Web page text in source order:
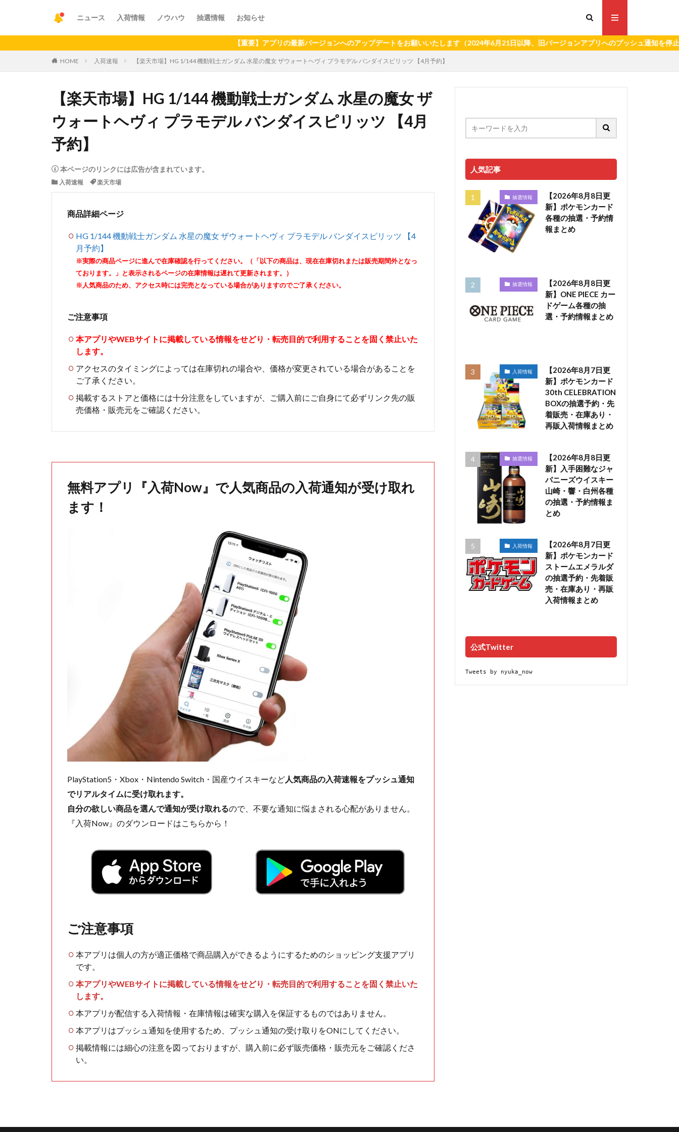
ニュース 入荷情報 ノウハウ 抽選情報 お知らせ
【重要】アプリの最新バージョンへのアップデートをお願いいたします（2024年6月21日以降、旧バージョンアプリへのプッシュ通知を停止いたしま
HOME 入荷速報 【楽天市場】HG 1/144 機動戦士ガンダム 水星の魔女 ザウォートヘヴィ プラモデル バンダイスピリッツ 【4月予約】
【楽天市場】HG 1/144 機動戦士ガンダム 水星の魔女 ザ
ウォートヘヴィ プラモデル バンダイスピリッツ 【4月
予約】
本ページのリンクには広告が含まれています。
入荷速報 楽天市場
商品詳細ページ
HG 1/144 機動戦士ガンダム 水星の魔女 ザウォートヘヴィ プラモデル バンダイスピリッツ 【4
月予約】
※実際の商品ページに進んで在庫確認を行ってください。（「以下の商品は、現在在庫切れまたは販売期間外となっ
ております。」と表示されるページの在庫情報は遅れて更新されます。）
※人気商品のため、アクセス時には完売となっている場合がありますのでご了承ください。
ご注意事項
本アプリやWEBサイトに掲載している情報をせどり・転売目的で利用することを固く禁止いた
します。
アクセスのタイミングによっては在庫切れの場合や、価格が変更されている場合があることを
ご了承ください。
掲載するストアと価格には十分注意をしていますが、ご購入前にご自身にて必ずリンク先の販
売価格・販売元をご確認ください。
無料アプリ『入荷Now』で人気商品の入荷通知が受け取れ
ます！
PlayStation5・Xbox・Nintendo Switch・国産ウイスキーなど人気商品の入荷速報をプッシュ通知
でリアルタイムに受け取れます。
自分の欲しい商品を選んで通知が受け取れるので、不要な通知に悩まされる心配がありません。
『入荷Now』のダウンロードはこちらから！
ご注意事項
本アプリは個人の方が適正価格で商品購入ができるようにするためのショッピング支援アプリ
です。
本アプリやWEBサイトに掲載している情報をせどり・転売目的で利用することを固く禁止いた
します。
本アプリが配信する入荷情報・在庫情報は確実な購入を保証するものではありません。
本アプリはプッシュ通知を使用するため、プッシュ通知の受け取りをONにしてください。
掲載情報には細心の注意を図っておりますが、購入前に必ず販売価格・販売元をご確認くださ
い。
人気記事
抽選情報
【2026年8月8日更
新】ポケモンカード
各種の抽選・予約情
報まとめ
抽選情報
【2026年8月8日更
新】ONE PIECE カー
ドゲーム各種の抽
選・予約情報まとめ
入荷情報
【2026年8月7日更
新】ポケモンカード
30th CELEBRATION
BOXの抽選予約・先
着販売・在庫あり・
再販入荷情報まとめ
抽選情報
【2026年8月8日更
新】入手困難なジャ
パニーズウイスキー
山崎・響・白州各種
の抽選・予約情報ま
とめ
入荷情報
【2026年8月7日更
新】ポケモンカード
ストームエメラルダ
の抽選予約・先着販
売・在庫あり・再販
入荷情報まとめ
公式Twitter
Tweets by nyuka_now